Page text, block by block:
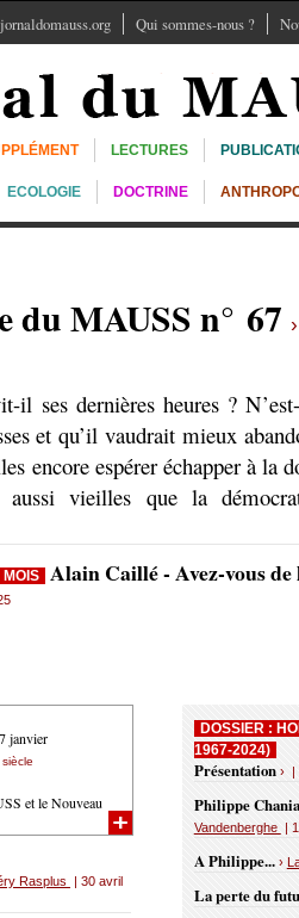
Qui sommes-nous ?
LECTURES
ECOLOGIE DOCTRINE
du MAUSS n° 67
il ses dernières heures ?
et qu’il vaudrait mieux
encore espérer échapper à la
aussi vieilles que la
Alain Caillé - Avez-vous
DOSSIER :
1967-2024)
Présentation › |
Philippe
Vandenberghe |
A Philippe... ›
La perte du
janvier
et le Nouveau
Rasplus
| 30 avril